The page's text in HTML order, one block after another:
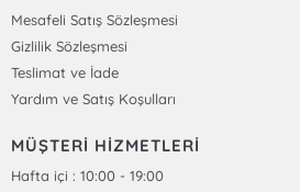
Mesafeli Satış Sözleşmesi
Gizlilik Sözleşmesi
Teslimat ve İade
Yardım ve Satış Koşulları
MÜŞTERİ HİZMETLERİ
Hafta içi : 10:00 - 19:00